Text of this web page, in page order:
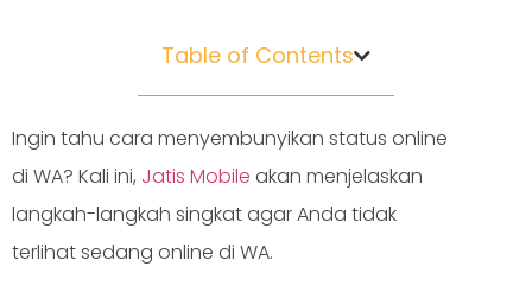
Table of Contents
Ingin tahu cara menyembunyikan status online
di WA? Kali ini, Jatis Mobile akan menjelaskan
langkah-langkah singkat agar Anda tidak
terlihat sedang online di WA.